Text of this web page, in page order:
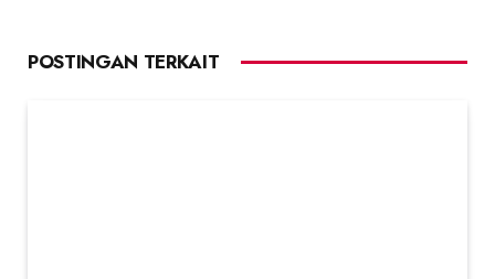
POSTINGAN TERKAIT